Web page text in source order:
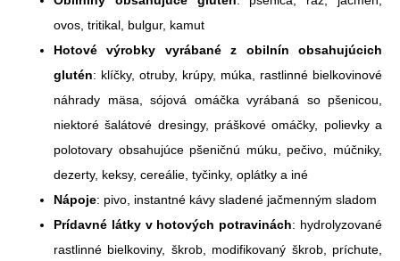
ovos, tritikal, bulgur, kamut
Hotové výrobky vyrábané z obilnín obsahujúcich
glutén: klíčky, otruby, krúpy, múka, rastlinné bielkovinové
náhrady mäsa, sójová omáčka vyrábaná so pšenicou,
niektoré šalátové dresingy, práškové omáčky, polievky a
polotovary obsahujúce pšeničnú múku, pečivo, múčniky,
dezerty, keksy, cereálie, tyčinky, oplátky a iné
Nápoje: pivo, instantné kávy sladené jačmenným sladom
Prídavné látky v hotových potravinách: hydrolyzované
rastlinné bielkoviny, škrob, modifikovaný škrob, príchute,